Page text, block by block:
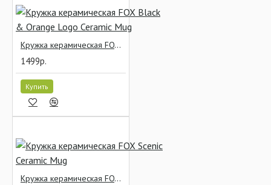
Кружка керамическая FOX Black & Orange Logo Ceramic Mug
1499р.
Купить
Кружка керамическая FOX Scenic Ceramic Mug